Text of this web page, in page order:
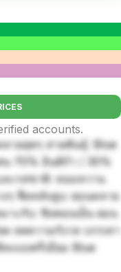
accounts.
ายสุดๆ สายพันธุ์: Blue
น 70% อินดิก้า / 30%
ะรสชาติ: หอมหวาน
ๆ ฟีลหลังสูบ: ผ่อนคลาย
าะกับ: ชิลตอนเย็น ผ่อน
ลดความกังวล บรรเทา
แบบพรีเมียม Blue